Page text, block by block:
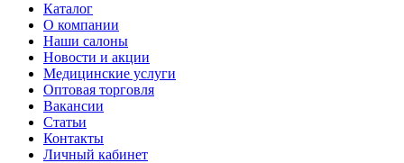
Каталог
О компании
Наши салоны
Новости и акции
Медицинские услуги
Оптовая торговля
Вакансии
Статьи
Контакты
Личный кабинет